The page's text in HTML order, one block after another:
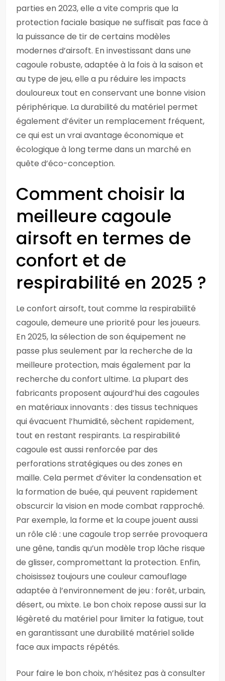
parties en 2023, elle a vite compris que la
protection faciale basique ne suffisait pas face à
la puissance de tir de certains modèles
modernes d’airsoft. En investissant dans une
cagoule robuste, adaptée à la fois à la saison et
au type de jeu, elle a pu réduire les impacts
douloureux tout en conservant une bonne vision
périphérique. La durabilité du matériel permet
également d’éviter un remplacement fréquent,
ce qui est un vrai avantage économique et
écologique à long terme dans un marché en
quête d’éco-conception.
Comment choisir la
meilleure cagoule
airsoft en termes de
confort et de
respirabilité en 2025 ?
Le confort airsoft, tout comme la respirabilité
cagoule, demeure une priorité pour les joueurs.
En 2025, la sélection de son équipement ne
passe plus seulement par la recherche de la
meilleure protection, mais également par la
recherche du confort ultime. La plupart des
fabricants proposent aujourd’hui des cagoules
en matériaux innovants : des tissus techniques
qui évacuent l’humidité, sèchent rapidement,
tout en restant respirants. La respirabilité
cagoule est aussi renforcée par des
perforations stratégiques ou des zones en
maille. Cela permet d’éviter la condensation et
la formation de buée, qui peuvent rapidement
obscurcir la vision en mode combat rapproché.
Par exemple, la forme et la coupe jouent aussi
un rôle clé : une cagoule trop serrée provoquera
une gêne, tandis qu’un modèle trop lâche risque
de glisser, compromettant la protection. Enfin,
choisissez toujours une couleur camouflage
adaptée à l’environnement de jeu : forêt, urbain,
désert, ou mixte. Le bon choix repose aussi sur la
légèreté du matériel pour limiter la fatigue, tout
en garantissant une durabilité matériel solide
face aux impacts répétés.
Pour faire le bon choix, n’hésitez pas à consulter